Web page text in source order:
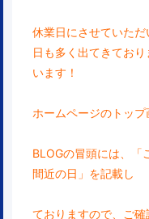
休業日にさせていた
日も多く出てきてお
います！
ホームページのトップ
BLOGの冒頭には、「
間近の日」を記載し
ておりますので、ご